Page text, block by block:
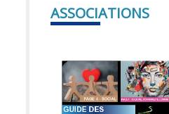
ASSOCIATIONS